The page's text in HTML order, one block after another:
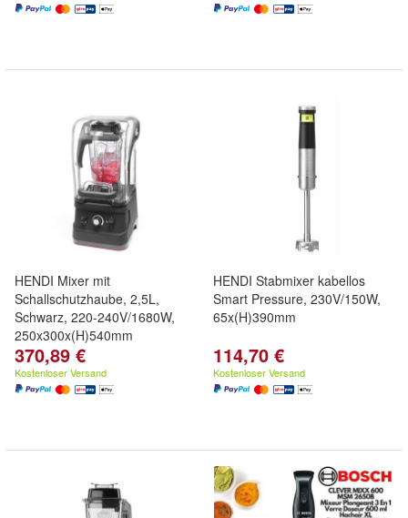
HENDI Mixer mit
Schallschutzhaube, 2,5L,
Schwarz, 220-240V/1680W,
250x300x(H)540mm
370,89 €
Kostenloser Versand
HENDI Stabmixer kabellos
Smart Pressure, 230V/150W,
65x(H)390mm
114,70 €
Kostenloser Versand